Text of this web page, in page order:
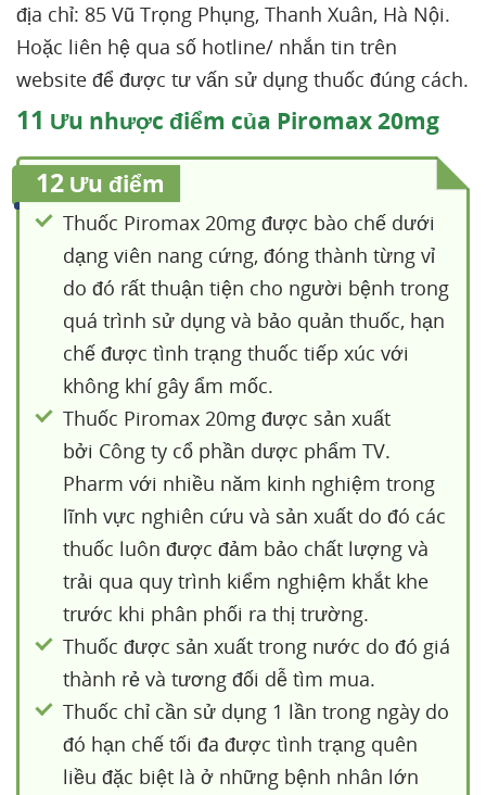
địa chỉ: 85 Vũ Trọng Phụng, Thanh Xuân, Hà Nội.
Hoặc liên hệ qua số hotline/ nhắn tin trên
website để được tư vấn sử dụng thuốc đúng cách.
11 Ưu nhược điểm của Piromax 20mg
12 Ưu điểm
Thuốc Piromax 20mg được bào chế dưới
dạng viên nang cứng, đóng thành từng vỉ
do đó rất thuận tiện cho người bệnh trong
quá trình sử dụng và bảo quản thuốc, hạn
chế được tình trạng thuốc tiếp xúc với
không khí gây ẩm mốc.
Thuốc Piromax 20mg được sản xuất
bởi Công ty cổ phần dược phẩm TV.
Pharm với nhiều năm kinh nghiệm trong
lĩnh vực nghiên cứu và sản xuất do đó các
thuốc luôn được đảm bảo chất lượng và
trải qua quy trình kiểm nghiệm khắt khe
trước khi phân phối ra thị trường.
Thuốc được sản xuất trong nước do đó giá
thành rẻ và tương đối dễ tìm mua.
Thuốc chỉ cần sử dụng 1 lần trong ngày do
đó hạn chế tối đa được tình trạng quên
liều đặc biệt là ở những bệnh nhân lớn